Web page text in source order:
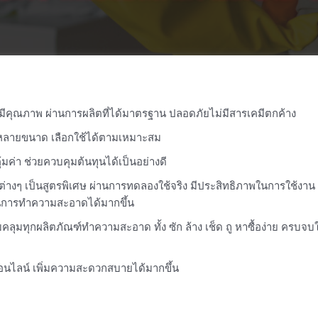
ณภาพ ผ่านการผลิตที่ได้มาตรฐาน ปลอดภัยไม่มีสารเคมีตกค้าง
ายขนาด เลือกใช้ได้ตามเหมาะสม
ค่า ช่วยควบคุมต้นทุนได้เป็นอย่างดี
ๆ เป็นสูตรพิเศษ ผ่านการทดลองใช้จริง มีประสิทธิภาพในการใช้งาน
ารทำความสะอาดได้มากขึ้น
คลุมทุกผลิตภัณฑ์ทำความสะอาด ทั้ง ซัก ล้าง เช็ด ถู หาซื้อง่าย ครบจบ
นไลน์ เพิ่มความสะดวกสบายได้มากขึ้น